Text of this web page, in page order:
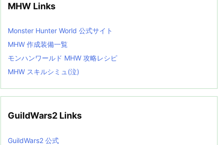
MHW Links
Monster Hunter World 公式サイト
MHW 作成装備一覧
モンハンワールド MHW 攻略レシピ
MHW スキルシミュ(泣)
GuildWars2 Links
GuildWars2 公式